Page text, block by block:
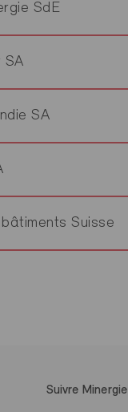
SdE
SA
SA
Suisse
Suivre Minergie